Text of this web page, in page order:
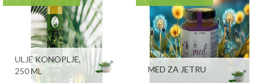
ULJE KONOPLJE,
250 ML
MED ZA JETRU